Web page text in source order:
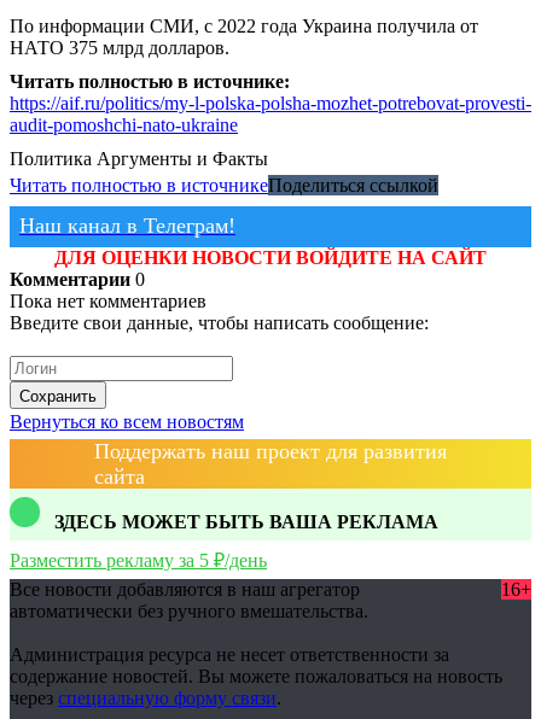
По информации СМИ, с 2022 года Украина получила от
НАТО 375 млрд долларов.
Читать полностью в источнике:
https://aif.ru/politics/my-l-polska-polsha-mozhet-potrebovat-provesti-
audit-pomoshchi-nato-ukraine
Политика Аргументы и Факты
Читать полностью в источникеПоделиться ссылкой
Наш канал в Телеграм!
ДЛЯ ОЦЕНКИ НОВОСТИ ВОЙДИТЕ НА САЙТ
Комментарии 0
Пока нет комментариев
Введите свои данные, чтобы написать сообщение:
Сохранить
Вернуться ко всем новостям
Поддержать наш проект для развития
сайта
ЗДЕСЬ МОЖЕТ БЫТЬ ВАША РЕКЛАМА
Разместить рекламу за 5 ₽/день
Все новости добавляются в наш агрегатор
автоматически без ручного вмешательства.
16+
Администрация ресурса не несет ответственности за
содержание новостей. Вы можете пожаловаться на новость
через специальную форму связи.